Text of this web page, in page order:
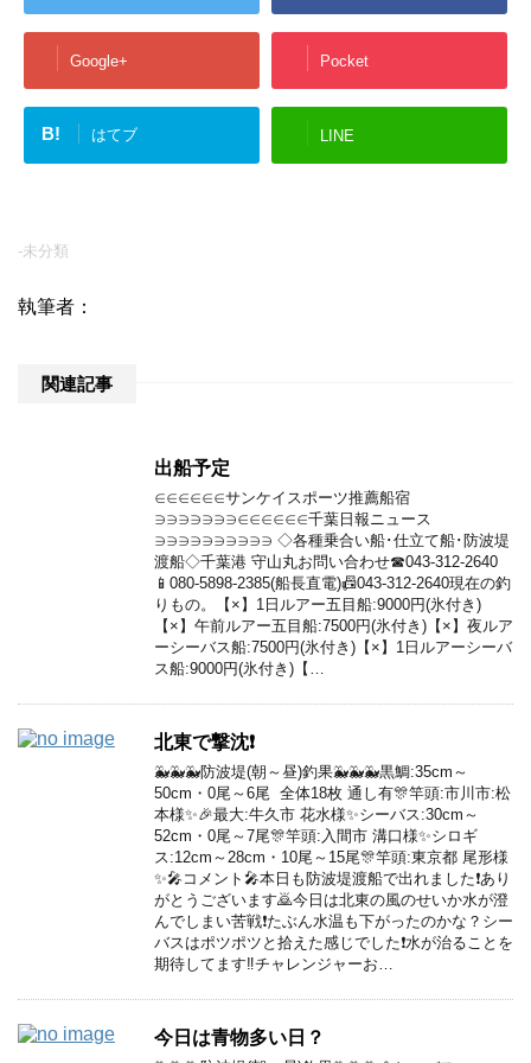
Google+ Pocket
B! はてブ LINE
-未分類
執筆者：
関連記事
出船予定
∈∈∈∈∈∈サンケイスポーツ推薦船宿
∋∋∋∋∋∋∋∈∈∈∈∈∈千葉日報ニュース
∋∋∋∋∋∋∋∋∋∋ ◇各種乗合い船･仕立て船･防波堤
渡船◇千葉港 守山丸お問い合わせ☎043-312-2640
📱080-5898-2385(船長直電)📠043-312-2640現在の釣
りもの。【×】1日ルアー五目船:9000円(氷付き)
【×】午前ルアー五目船:7500円(氷付き)【×】夜ルア
ーシーバス船:7500円(氷付き)【×】1日ルアーシーバ
ス船:9000円(氷付き)【…
北東で撃沈❗
🐳🐳🐳防波堤(朝～昼)釣果🐳🐳🐳黒鯛:35cm～
50cm・0尾～6尾 全体18枚 通し有🎊竿頭:市川市:松
本様✨🎉最大:牛久市 花水様✨シーバス:30cm～
52cm・0尾～7尾🎊竿頭:入間市 溝口様✨シロギ
ス:12cm～28cm・10尾～15尾🎊竿頭:東京都 尾形様
✨🎤コメント🎤本日も防波堤渡船で出れました❗あり
がとうございます🙇今日は北東の風のせいか水が澄
んでしまい苦戦❗たぶん水温も下がったのかな？シー
バスはポツポツと拾えた感じでした❗水が治ることを
期待してます‼️チャレンジャーお…
今日は青物多い日？